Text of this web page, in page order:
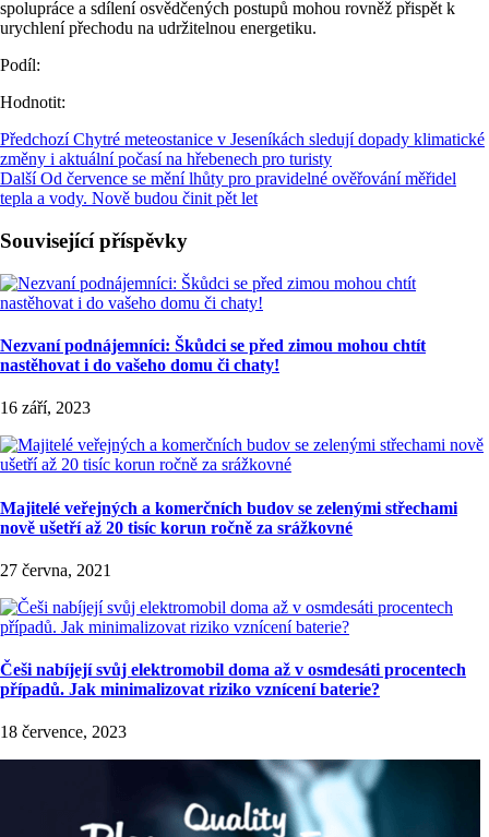
spolupráce a sdílení osvědčených postupů mohou rovněž přispět k
urychlení přechodu na udržitelnou energetiku​​.
Podíl:
Hodnotit:
Předchozí Chytré meteostanice v Jeseníkách sledují dopady klimatické
změny i aktuální počasí na hřebenech pro turisty
Další Od července se mění lhůty pro pravidelné ověřování měřidel
tepla a vody. Nově budou činit pět let
Související příspěvky
Nezvaní podnájemníci: Škůdci se před zimou mohou chtít
nastěhovat i do vašeho domu či chaty!
16 září, 2023
Majitelé veřejných a komerčních budov se zelenými střechami
nově ušetří až 20 tisíc korun ročně za srážkovné
27 června, 2021
Češi nabíjejí svůj elektromobil doma až v osmdesáti procentech
případů. Jak minimalizovat riziko vznícení baterie?
18 července, 2023